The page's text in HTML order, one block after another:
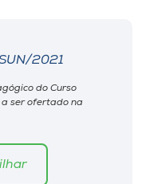
2021
do Curso
ser ofertado na